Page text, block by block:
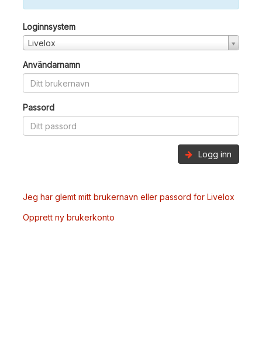
Loginnsystem
Livelox
Användarnamn
Passord
Logg inn
Jeg har glemt mitt brukernavn eller passord for Livelox
Opprett ny brukerkonto